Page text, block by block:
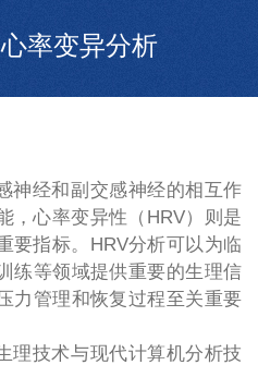
率变异分析
神经和副交感神经的相互作
，心率变异性（ HRV）则是
要指标。 HRV分析可以为临
练等领域提供重要的生理信
力管理和恢复过程至关重要
理技术与现代计算机分析技